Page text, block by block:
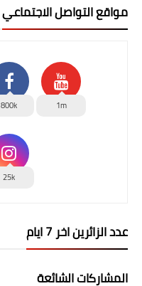
مواقع التواصل الاجتماعي
1m
800k
25k
عدد الزائرين اخر 7 ايام
المشاركات الشائعة